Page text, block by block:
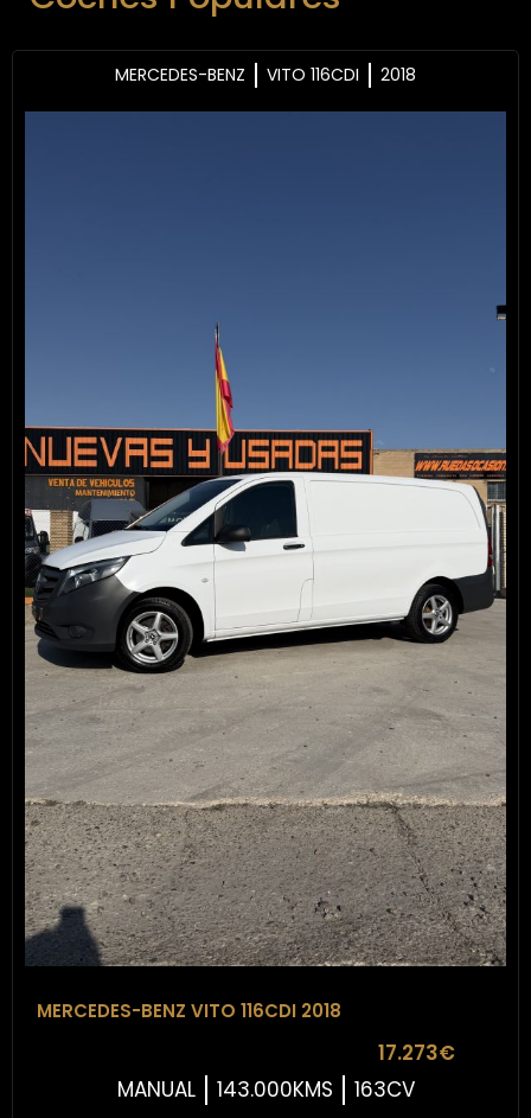
MERCEDES-BENZ VITO 116CDI 2018
MERCEDES-BENZ VITO 116CDI 2018
17.273€
MANUAL
143.000KMS 163CV